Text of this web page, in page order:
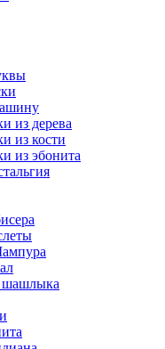
из дерева
из кости
из эбонита